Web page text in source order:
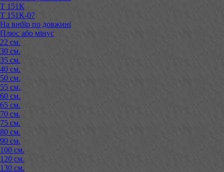
Т 151К
Т 151К-07
На вибір по довжині
Плюс або мінус
22 см.
30 см.
35 см.
40 см.
50 см.
55 см.
60 см.
65 см.
70 см.
75 см.
80 см.
90 см.
100 см.
120 см.
130 см.